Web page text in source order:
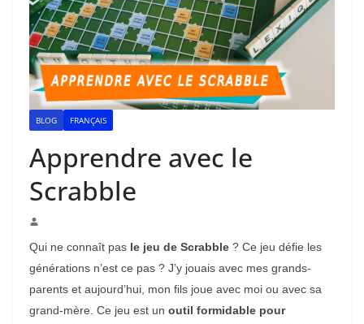
BLOG FRANÇAIS
Apprendre avec le
Scrabble
Qui ne connaît pas le jeu de Scrabble ? Ce jeu défie les
générations n’est ce pas ? J’y jouais avec mes grands-
parents et aujourd’hui, mon fils joue avec moi ou avec sa
grand-mère. Ce jeu est un outil formidable pour